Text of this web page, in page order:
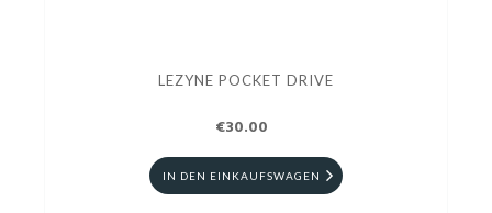
LEZYNE POCKET DRIVE
€30.00
IN DEN EINKAUFSWAGEN